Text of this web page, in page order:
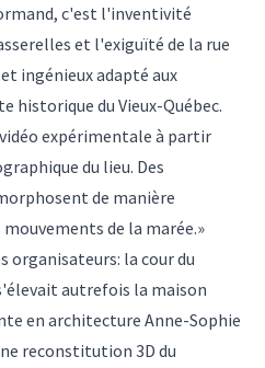
c'est l'inventivité
et l'exiguïté de la rue
ingénieux adapté aux
historique du Vieux-Québec.
expérimentale à partir
du lieu. Des
de manière
de la marée.»
organisateurs: la cour du
autrefois la maison
en architecture Anne-Sophie
reconstitution 3D du